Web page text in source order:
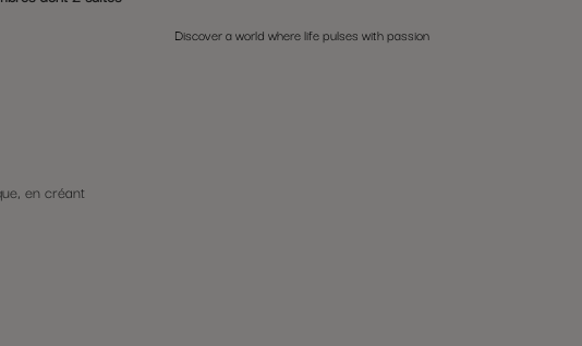
en créant
Discover a world where life pulses with passion